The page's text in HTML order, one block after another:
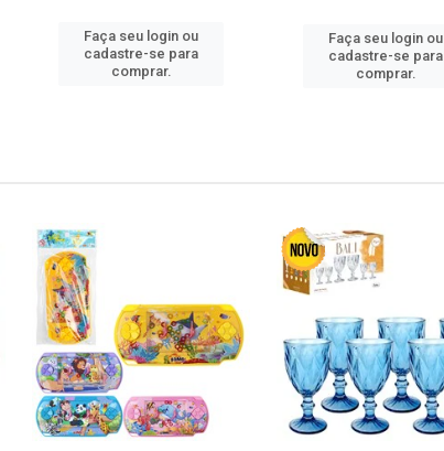
Faça seu login ou
cadastre-se para
comprar.
Faça seu login ou
cadastre-se para
comprar.